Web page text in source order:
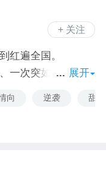
+ 关注
红遍全国。
一次突如其来的车
活悲惨的炮灰女配
凶！
应。”
展开
向 逆袭 甜